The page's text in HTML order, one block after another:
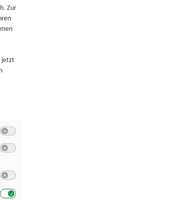
Zur
jetzt
von oder Zugriff auf Informationen auf einem Endgerät
reduzierter Daten zur Auswahl von Werbeanzeigen